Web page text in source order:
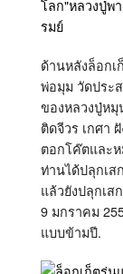
ด้านหลังล็อกเ
พ่อมุม วัดประ
ของหลวงปู่ห
ติดจีวร เกศา
ตอกโค๊ตและ
ท่านได้ปลุกเส
แล้วยังปลุกเส
9 มกราคม
แบบข้ามปี.